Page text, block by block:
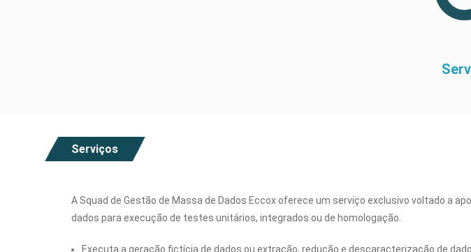
Serviços
A Squad de Gestão de Massa de Dados Eccox oferece um serviço exclusivo voltado a
dados para execução de testes unitários, integrados ou de homologação.
Executa a geração fictícia de dados ou extração, redução e descaracterização de